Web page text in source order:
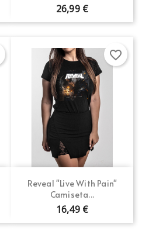
26,99 €
Reveal "Live With Pain"
Camiseta...
16,49 €
favorite_border